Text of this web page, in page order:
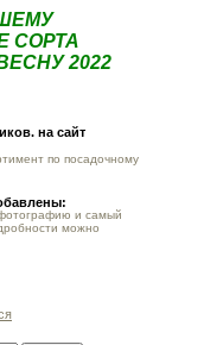
СОРТА
2022
на сайт
по посадочному
и самый
можно